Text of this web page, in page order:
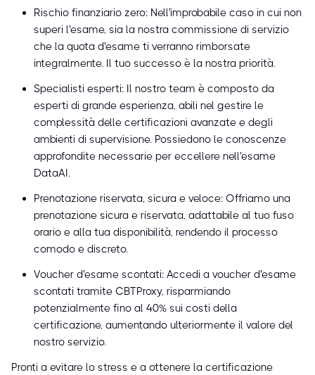
Rischio finanziario zero: Nell'improbabile caso in cui non
superi l'esame, sia la nostra commissione di servizio
che la quota d'esame ti verranno rimborsate
integralmente. Il tuo successo è la nostra priorità.
Specialisti esperti: Il nostro team è composto da
esperti di grande esperienza, abili nel gestire le
complessità delle certificazioni avanzate e degli
ambienti di supervisione. Possiedono le conoscenze
approfondite necessarie per eccellere nell'esame
DataAI.
Prenotazione riservata, sicura e veloce: Offriamo una
prenotazione sicura e riservata, adattabile al tuo fuso
orario e alla tua disponibilità, rendendo il processo
comodo e discreto.
Voucher d'esame scontati: Accedi a voucher d'esame
scontati tramite CBTProxy, risparmiando
potenzialmente fino al 40% sui costi della
certificazione, aumentando ulteriormente il valore del
nostro servizio.
Pronti a evitare lo stress e a ottenere la certificazione